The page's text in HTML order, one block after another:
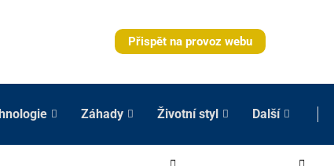
Přispět na provoz webu
Záhady Životní styl Další